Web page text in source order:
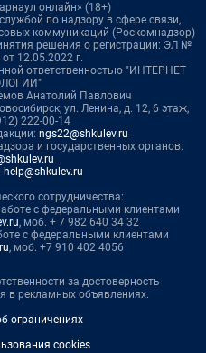
онлайн» (18+)
по надзору в сфере связи,
коммуникаций (Роскомнадзор)
решения о регистрации: ЭЛ №
12.05.2022 г.
ответственностью "ИНТЕРНЕТ
Анатолий Павлович
ул. Ленина, д. 12, 6 этаж,
222-00-14
ngs22@shkulev.ru
и государственных органов:
help@shkulev.ru
сотрудничества:
с федеральными клиентами
, моб. + 7 982 640 34 32
с федеральными клиентами
, моб. +7 910 402 4056
за достоверность
в рекламных объявлениях.
ограничениях
cookies